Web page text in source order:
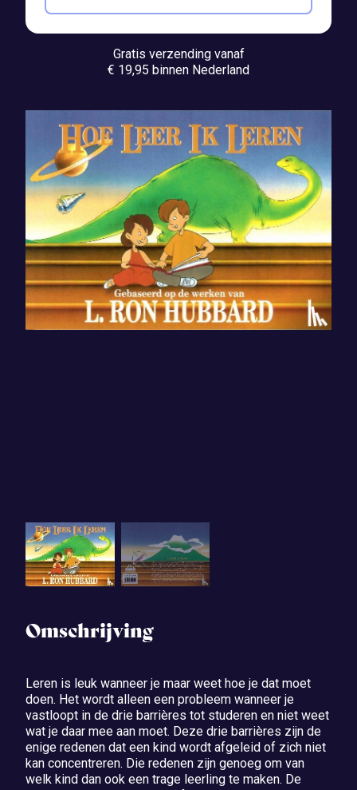
Omschrijving
Leren is leuk wanneer je maar weet hoe je dat moet
doen. Het wordt alleen een probleem wanneer je
vastloopt in de drie barrières tot studeren en niet weet
wat je daar mee aan moet. Deze drie barrières zijn de
enige redenen dat een kind wordt afgeleid of zich niet
kan concentreren. Die redenen zijn genoeg om van
welk kind dan ook een trage leerling te maken. De
Gratis verzending vanaf
€ 19,95 binnen Nederland